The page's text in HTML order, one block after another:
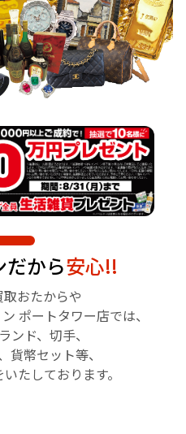
から安心!!
おたからや
ポートタワー店では、
ンド、切手、
貨幣セット等、
たしております。